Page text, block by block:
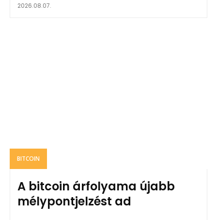
2026.08.07.
BITCOIN
A bitcoin árfolyama újabb
mélypontjelzést ad